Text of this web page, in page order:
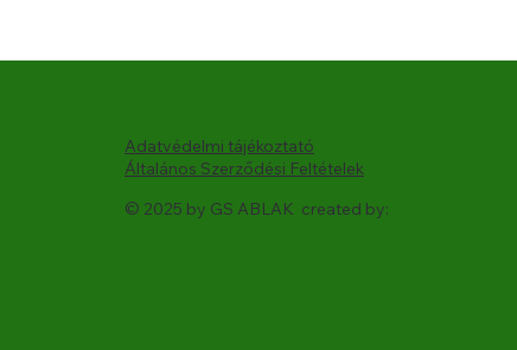
Adatvédelmi tájékoztató
Általános Szerződési Feltételek
© 2025 by GS ABLAK created by: